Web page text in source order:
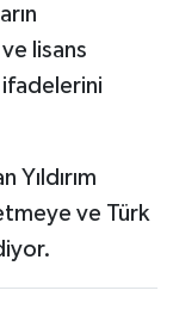
lisans
ifadelerini
Yıldırım
ve Türk